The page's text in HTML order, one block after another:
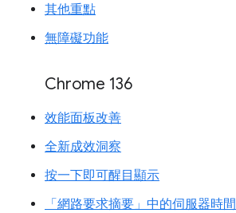
其他重點
無障礙功能
Chrome 136
效能面板改善
全新成效洞察
按一下即可醒目顯示
「網路要求摘要」中的伺服器時間